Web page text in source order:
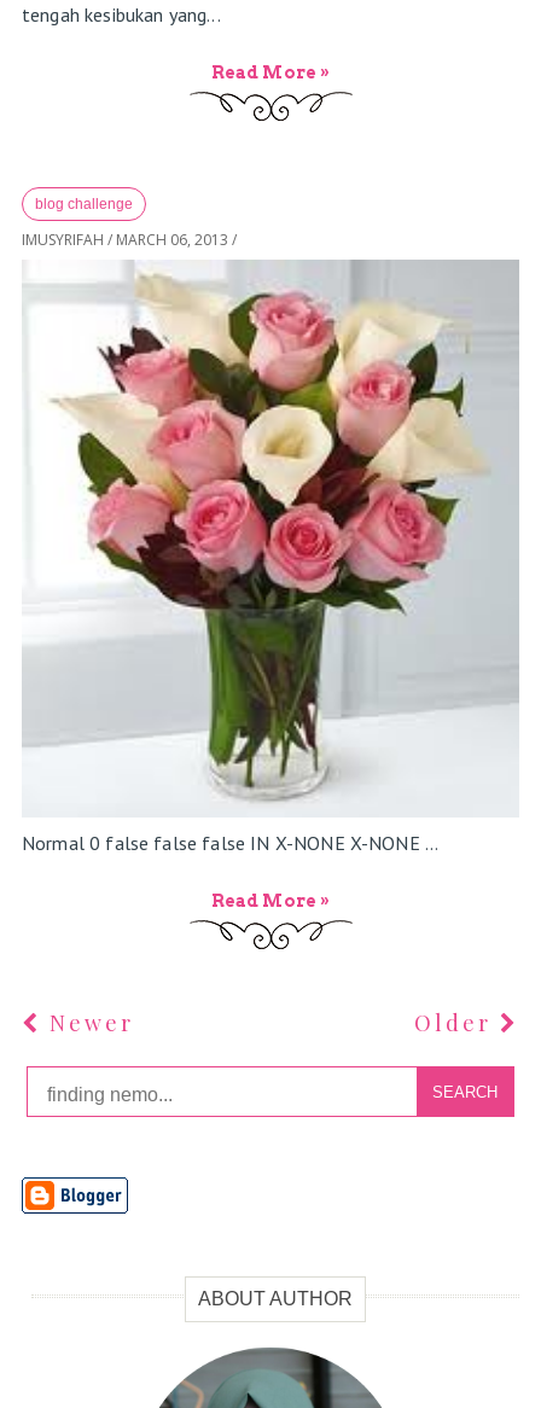
tengah kesibukan yang...
Read More »
blog challenge
IMUSYRIFAH / MARCH 06, 2013 /
Normal 0 false false false IN X-NONE X-NONE ...
Read More »
Newer Older
SEARCH
ABOUT AUTHOR